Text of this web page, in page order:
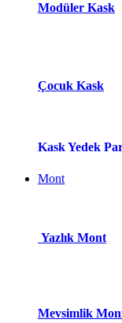
Modüle​r Ka​s​k
Çocuk Kask
Kask Yedek
Mont
Yazlık Mont
Mevsimlik